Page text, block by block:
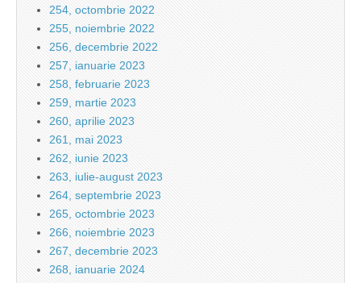
254, octombrie 2022
255, noiembrie 2022
256, decembrie 2022
257, ianuarie 2023
258, februarie 2023
259, martie 2023
260, aprilie 2023
261, mai 2023
262, iunie 2023
263, iulie-august 2023
264, septembrie 2023
265, octombrie 2023
266, noiembrie 2023
267, decembrie 2023
268, ianuarie 2024